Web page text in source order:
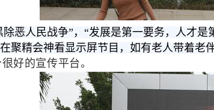
除恶人民战争”，“发展是第一要务，人才
聚精会神看显示屏节目，如有老人带着老
好的宣传平台。